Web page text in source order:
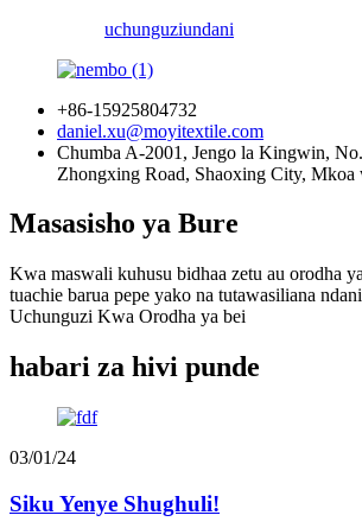
uchunguziundani
+86-15925804732
daniel.xu@moyitextile.com
Chumba A-2001, Jengo la Kingwin,
Zhongxing Road, Shaoxing City, Mkoa
Masasisho ya Bure
Kwa maswali kuhusu bidhaa zetu au orodha
tuachie barua pepe yako na tutawasiliana
Uchunguzi Kwa Orodha ya bei
habari za hivi punde
03/01/24
Siku Yenye Shughuli!